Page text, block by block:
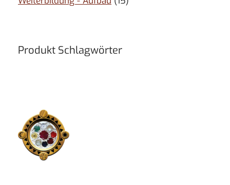
Produkt Schlagwörter